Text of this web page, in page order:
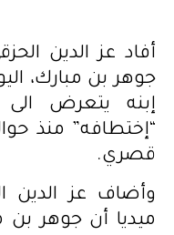
أفاد عز الدين
إبنه يتعرض
قصري.
وأضاف عز
ميديا أن جوهر بن